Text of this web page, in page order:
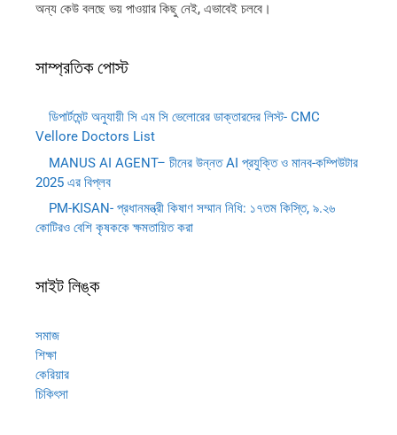
অন্য কেউ বলছে ভয় পাওয়ার কিছু নেই, এভাবেই চলবে।
সাম্প্রতিক পোস্ট
ডিপার্টমেন্ট অনুযায়ী সি এম সি ভেলোরের ডাক্তারদের লিস্ট- CMC
Vellore Doctors List
MANUS AI AGENT– চীনের উন্নত AI প্রযুক্তি ও মানব-কম্পিউটার
2025 এর বিপ্লব
PM-KISAN- প্রধানমন্ত্রী কিষাণ সম্মান নিধি: ১৭তম কিস্তি, ৯.২৬
কোটিরও বেশি কৃষককে ক্ষমতায়িত করা
সাইট লিঙ্ক
সমাজ
শিক্ষা
কেরিয়ার
চিকিৎসা